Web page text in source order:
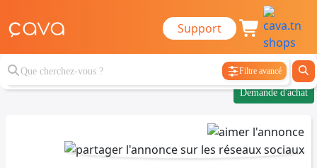
Support
Filtre avancé
Demande d'achat